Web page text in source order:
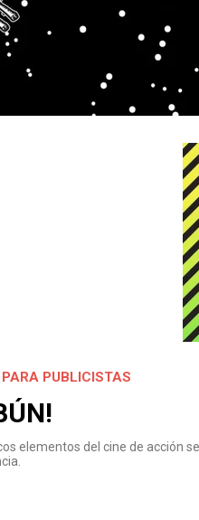
PUBLICISTAS
elementos del cine de acción